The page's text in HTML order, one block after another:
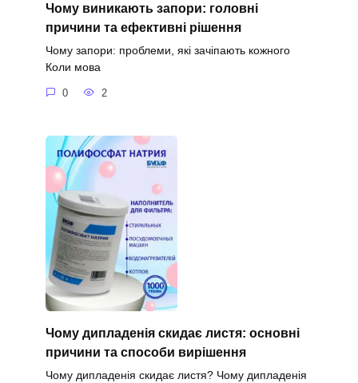
Чому виникають запори: головні
причини та ефективні рішення
Чому запори: проблеми, які зачіпають кожного
Коли мова
0 2
Чому дипладенія скидає листя: основні
причини та способи вирішення
Чому дипладенія скидає листя? Чому дипладенія